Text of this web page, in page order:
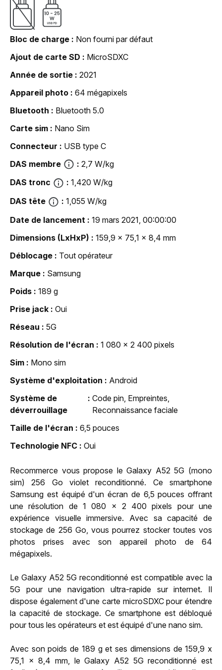
Bloc de charge
Non fourni par défaut
Ajout de carte SD
MicroSDXC
Année de sortie
2021
Appareil photo
64 mégapixels
Bluetooth
Bluetooth 5.0
Carte sim
Nano Sim
Connecteur
USB type C
DAS membre
2,7 W/kg
DAS tronc
1,420 W/kg
DAS tête
1,055 W/kg
Date de lancement
19 mars 2021, 00:00:00
Dimensions (LxHxP)
159,9 x 75,1 x 8,4 mm
Déblocage
Tout opérateur
Marque
Samsung
Poids
189 g
Prise jack
Oui
Réseau
5G
Résolution de l'écran
1 080 x 2 400 pixels
Sim
Mono sim
Système d'exploitation
Android
Système de
déverrouillage
Code pin, Empreintes,
Reconnaissance faciale
Taille de l'écran
6,5 pouces
Technologie NFC
Oui
Recommerce vous propose le Galaxy A52 5G (mono
sim) 256 Go violet reconditionné. Ce smartphone
Samsung est équipé d'un écran de 6,5 pouces offrant
une résolution de 1 080 x 2 400 pixels pour une
expérience visuelle immersive. Avec sa capacité de
stockage de 256 Go, vous pourrez stocker toutes vos
photos prises avec son appareil photo de 64
mégapixels.
Le Galaxy A52 5G reconditionné est compatible avec la
5G pour une navigation ultra-rapide sur internet. Il
dispose également d'une carte microSDXC pour étendre
la capacité de stockage. Ce smartphone est débloqué
pour tous les opérateurs et est équipé d'une nano sim.
Avec son poids de 189 g et ses dimensions de 159,9 x
75,1 x 8,4 mm, le Galaxy A52 5G reconditionné est